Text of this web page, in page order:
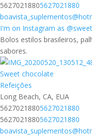
56270218805627021880
I'm on Instagram as
Bolos estilos brasileiros,
sabores.
Sweet chocolate
Refeições
Long Beach, CA, EUA
56270218805627021880
56270218805627021880